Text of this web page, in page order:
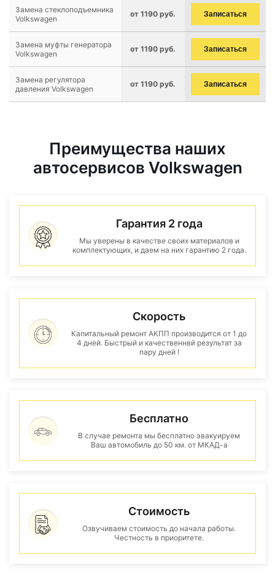
Замена стеклоподъемника
Volkswagen
от 1190 руб. Записаться
Замена муфты генератора
Volkswagen
от 1190 руб. Записаться
Замена регулятора
давления Volkswagen
от 1190 руб. Записаться
Преимущества наших
автосервисов Volkswagen
Гарантия 2 года
Мы уверены в качестве своих материалов и
комплектующих, и даем на них гарантию 2 года.
Скорость
Капитальный ремонт АКПП производится от 1 до
4 дней. Быстрый и качественнвй результат за
пару дней !
Бесплатно
В случае ремонта мы бесплатно эвакуируем
Ваш автомобиль до 50 км. от МКАД-а
Стоимость
Озвучиваем стоимость до начала работы.
Честность в приоритете.